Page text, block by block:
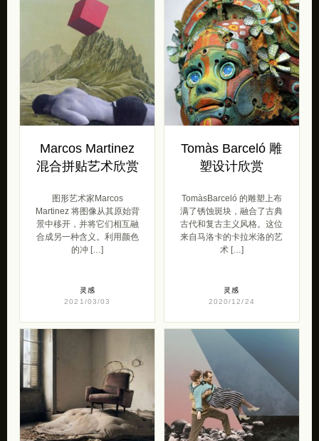
Marcos Martinez
混合拼贴艺术欣赏
图形艺术家Marcos
Martinez 将图像从其原始背
景中移开，并将它们相互融
合成另一种含义。利用颜色
的冲 […]
灵感
2021/03/03
Tomàs Barceló 雕
塑设计欣赏
TomàsBarceló 的雕塑上布
满了锈蚀斑块，融合了古典
古代和复古主义风格。这位
来自马洛卡的卡拉米洛的艺
术 […]
灵感
2020/12/24